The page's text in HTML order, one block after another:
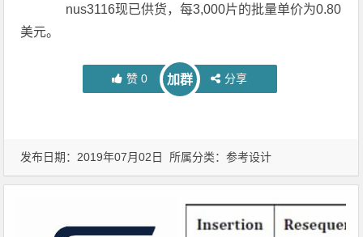
nus3116现已供货，每3,000片的批量单价为0.80
美元。
赞 0 加群 分享
发布日期：2019年07月02日 所属分类：参考设计